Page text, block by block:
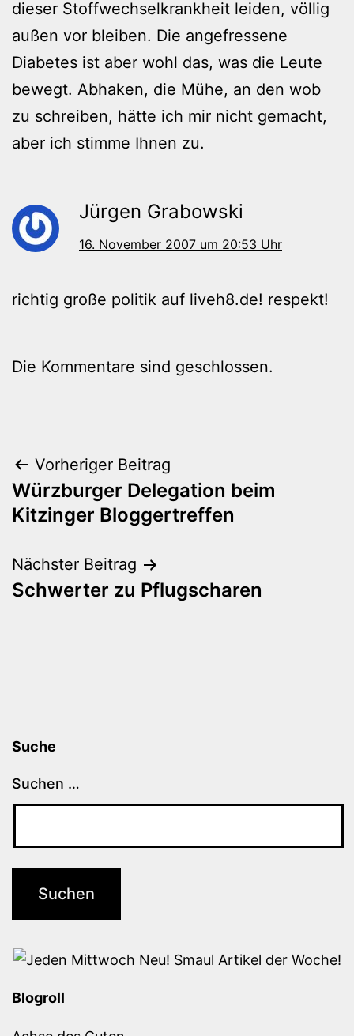
dieser Stoffwechselkrankheit leiden, völlig
außen vor bleiben. Die angefressene
Diabetes ist aber wohl das, was die Leute
bewegt. Abhaken, die Mühe, an den wob
zu schreiben, hätte ich mir nicht gemacht,
aber ich stimme Ihnen zu.
Jürgen Grabowski
16. November 2007 um 20:53 Uhr
richtig große politik auf liveh8.de! respekt!
Die Kommentare sind geschlossen.
Beitragsnavigation
Vorheriger Beitrag
Würzburger Delegation beim
Kitzinger Bloggertreffen
Nächster Beitrag
Schwerter zu Pflugscharen
Suche
Suchen …
Blogroll